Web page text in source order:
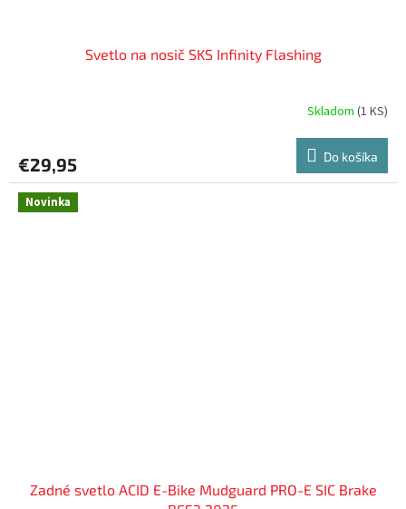
Svetlo na nosič SKS Infinity Flashing
Skladom (1 KS)
€29,95 Do košíka
Novinka
Zadné svetlo ACID E-Bike Mudguard PRO-E SIC Brake